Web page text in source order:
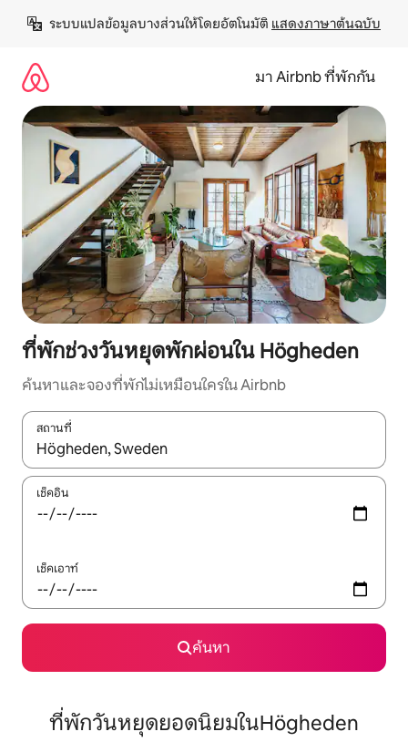
เนื้อหา
ระบบแปลข้อมูลบางส่วนให้โดยอัตโนมัติ แสดงภาษาต้นฉบับ
มา Airbnb ที่พักกัน
ที่พักช่วงวันหยุดพักผ่อนใน Högheden
ค้นหาและจองที่พักไม่เหมือนใครใน Airbnb
สถานที่
ใช้ลูกศรขึ้นลง หรือใช้การสัมผัสหรือปัด เพื่อสำรวจผลการค้นหา
เช็คอิน
เช็คเอาท์
ค้นหา
ที่พักวันหยุดยอดนิยมในHögheden